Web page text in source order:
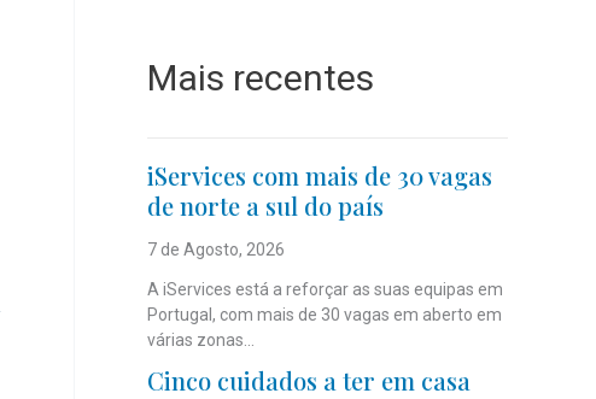
Mais recentes
iServices com mais de 30 vagas
de norte a sul do país
7 de Agosto, 2026
A iServices está a reforçar as suas equipas em
Portugal, com mais de 30 vagas em aberto em
várias zonas...
Cinco cuidados a ter em casa